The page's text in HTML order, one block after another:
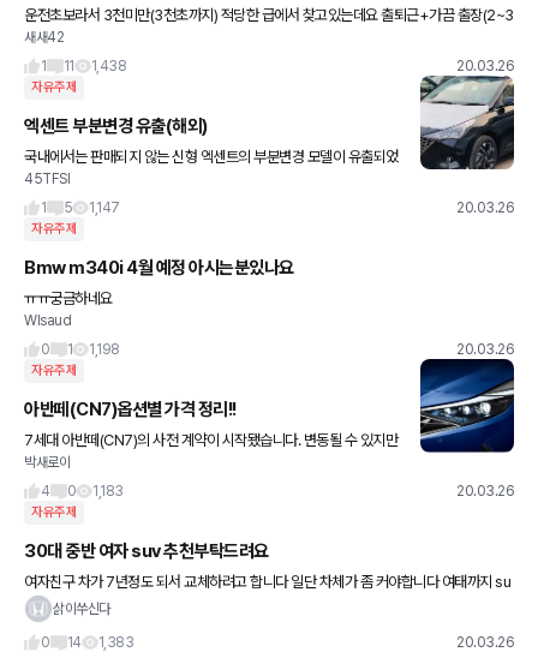
운전초보라서 3천미만(3천초까지) 적당한 급에서 찾고있는데요 출퇴근+가끔 출장(2~3
달에 2주정도 빈도)+주말용+가끔 부모님 사용 용도로 쓰려합니다. 이번 신형아반떼가
잘나와서 모던등급에서 하려
새새42
1
11 1,438 20.03.26
자유주제
엑센트 부분변경 유출(해외)
국내에서는 판매되지 않는 신형 엑센트의 부분변경 모델이 유출되었
습니다. 중국형 아니구요, 동남아 시장과 미국 시장에 팔리는 글로벌
모델입니다.(참고로 러시아형 엑센트인 솔라리스는 소소하게 다른
모
45TFSI
1
5 1,147 20.03.26
자유주제
Bmw m340i 4월 예정 아시는분있나요
ㅠㅠ궁금하네요
Wlsaud
0
1 1,198 20.03.26
자유주제
아반떼(CN7)옵션별 가격 정리!!
7세대 아반떼(CN7)의 사전 계약이 시작됐습니다. 변동될 수 있지만
시작 가격은 1,531만 원. 하나 수동 변속기 가격이라 IVT(무단 자동
변속기)를 넣은 1,681만 원이 사실상 최저가로 보
박새로이
4
0 1,183 20.03.26
자유주제
30대 중반 여자 suv 추천부탁드려요
여자친구 차가 7년정도 되서 교체하려고 합니다 일단 차체가 좀 커야합니다 여태까지 su
v만 몰았었고 일단 남자 기준으로도 키가 큰편이라고 말할정도로 여친이 키가 큽니다 크
삵이쑤신다
0
14 1,383 20.03.26